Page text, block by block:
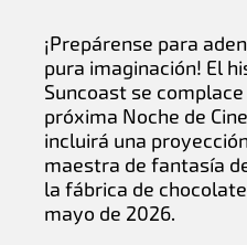
¡Prepárense para
pura imaginación! El
Suncoast se
próxima Noche de
incluirá una
maestra de fantasía
la fábrica de
mayo de 2026.